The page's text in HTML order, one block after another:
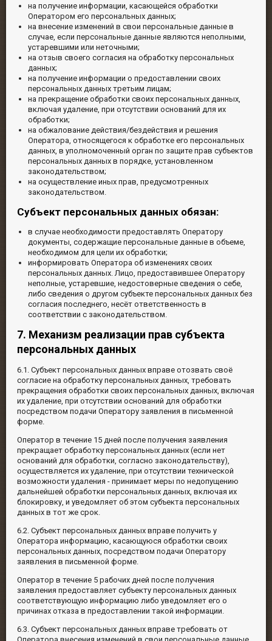
на получение информации, касающейся обработки
Оператором его персональных данных;
на внесение изменений в свои персональные данные в
случае, если персональные данные являются неполными,
устаревшими или неточными;
на отзыв своего согласия на обработку персональных
данных;
на получение информации о предоставлении своих
персональных данных третьим лицам;
на прекращение обработки своих персональных данных,
включая удаление, при отсутствии оснований для их
обработки;
на обжалование действия/бездействия и решения
Оператора, относящегося к обработке его персональных
данных, в уполномоченный орган по защите прав субъектов
персональных данных в порядке, установленном
законодательством;
на осуществление иных прав, предусмотренных
законодательством.
Субъект персональных данных обязан:
в случае необходимости предоставлять Оператору
документы, содержащие персональные данные в объеме,
необходимом для цели их обработки;
информировать Оператора об изменениях своих
персональных данных. Лицо, предоставившее Оператору
неполные, устаревшие, недостоверные сведения о себе,
либо сведения о другом субъекте персональных данных без
согласия последнего, несёт ответственность в
соответствии с законодательством.
7. Механизм реализации прав субъекта
персональных данных
6.1. Субъект персональных данных вправе отозвать своё
согласие на обработку персональных данных, требовать
прекращения обработки своих персональных данных, включая
их удаление, при отсутствии оснований для обработки
посредством подачи Оператору заявления в письменной
форме.
Оператор в течение 15 дней после получения заявления
прекращает обработку персональных данных (если нет
оснований для обработки, согласно законодательству),
осуществляется их удаление, при отсутствии технической
возможности удаления - принимает меры по недопущению
дальнейшей обработки персональных данных, включая их
блокировку, и уведомляет об этом субъекта персональных
данных в тот же срок.
6.2. Субъект персональных данных вправе получить у
Оператора информацию, касающуюся обработки своих
персональных данных, посредством подачи Оператору
заявления в письменной форме.
Оператор в течение 5 рабочих дней после получения
заявления предоставляет субъекту персональных данных
соответствующую информацию либо уведомляет его о
причинах отказа в предоставлении такой информации.
6.3. Субъект персональных данных вправе требовать от
Оператора внесения изменений в свои персональные данные